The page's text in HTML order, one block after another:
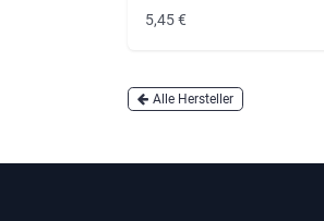
5,45€
Alle Hersteller